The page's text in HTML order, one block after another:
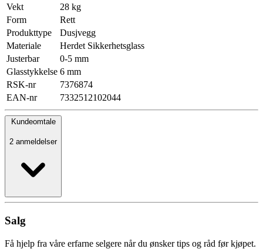
Vekt
28 kg
Form
Rett
Produkttype
Dusjvegg
Materiale
Herdet Sikkerhetsglass
Justerbar
0-5 mm
Glasstykkelse 6 mm
RSK-nr
7376874
EAN-nr
7332512102044
Kundeomtale
2 anmeldelser
Salg
Få hjelp fra våre erfarne selgere når du ønsker tips og råd før kjøpet.